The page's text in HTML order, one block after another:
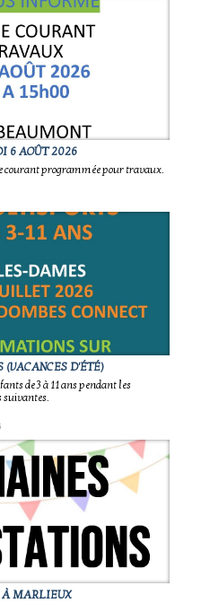
6 AOÛT 2026
courant programmée pour travaux.
(VACANCES D'ÉTÉ)
de 3 à 11 ans pendant les
suivantes.
À MARLIEUX